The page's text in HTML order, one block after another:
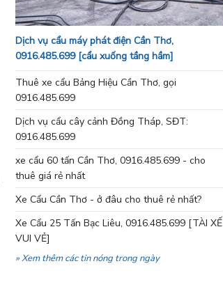
Dịch vụ cẩu máy phát điện Cần Thơ,
0916.485.699 [cẩu xuống tầng hầm]
Thuê xe cẩu Bảng Hiệu Cần Thơ, gọi
0916.485.699
Dịch vụ cẩu cây cảnh Đồng Tháp, SĐT:
0916.485.699
xe cẩu 60 tấn Cần Thơ, 0916.485.699 - cho
thuê giá rẻ nhất
Xe Cẩu Cần Thơ - ở đâu cho thuê rẻ nhất?
Xe Cẩu 25 Tấn Bạc Liêu, 0916.485.699 [TÀI XẾ
VUI VẺ]
» Xem thêm các tin nóng trong ngày